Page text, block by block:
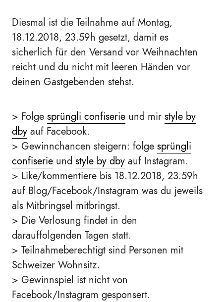
Diesmal ist die Teilnahme auf Montag,
18.12.2018, 23.59h gesetzt, damit es
sicherlich für den Versand vor Weihnachten
reicht und du nicht mit leeren Händen vor
deinen Gastgebenden stehst.
> Folge sprüngli confiserie und mir style by
dby auf Facebook.
> Gewinnchancen steigern: folge sprüngli
confiserie und style by dby auf Instagram.
> Like/kommentiere bis 18.12.2018, 23.59h
auf Blog/Facebook/Instagram was du jeweils
als Mitbringsel mitbringst.
> Die Verlosung findet in den
darauffolgenden Tagen statt.
> Teilnahmeberechtigt sind Personen mit
Schweizer Wohnsitz.
> Gewinnspiel ist nicht von
Facebook/Instagram gesponsert.